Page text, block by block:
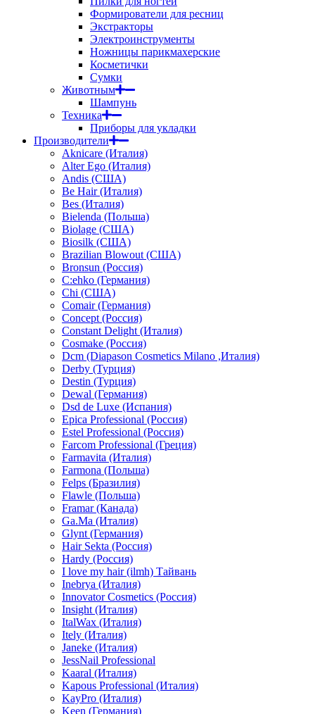
Формирователи для ресниц
Экстракторы
Электроинструменты
Ножницы парикмахерские
Косметички
Сумки
Животным
Шампунь
Техника
Приборы для укладки
Производители
Aknicare (Италия)
Alter Ego (Италия)
Andis (США)
Be Hair (Италия)
Bes (Италия)
Bielenda (Польша)
Biolage (США)
Biosilk (США)
Brazilian Blowout (США)
Bronsun (Россия)
C:ehko (Германия)
Chi (США)
Comair (Германия)
Concept (Россия)
Constant Delight (Италия)
Cosmake (Россия)
Dcm (Diapason Cosmetics Milano ,Италия)
Derby (Турция)
Destin (Турция)
Dewal (Германия)
Dsd de Luxe (Испания)
Epica Professional (Россия)
Estel Professional (Россия)
Farcom Professional (Греция)
Farmavita (Италия)
Farmona (Польша)
Felps (Бразилия)
Flawle (Польша)
Framar (Канада)
Ga.Ma (Италия)
Glynt (Германия)
Hair Sekta (Россия)
Hardy (Россия)
I love my hair (ilmh) Тайвань
Inebrya (Италия)
Innovator Cosmetics (Россия)
Insight (Италия)
ItalWax (Италия)
Itely (Италия)
Janeke (Италия)
JessNail Professional
Kaaral (Италия)
Kapous Professional (Италия)
KayPro (Италия)
Keen (Германия)